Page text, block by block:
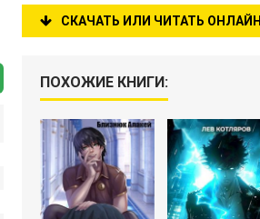
СКАЧАТЬ ИЛИ ЧИТАТЬ ОНЛАЙН
ПОХОЖИЕ КНИГИ: